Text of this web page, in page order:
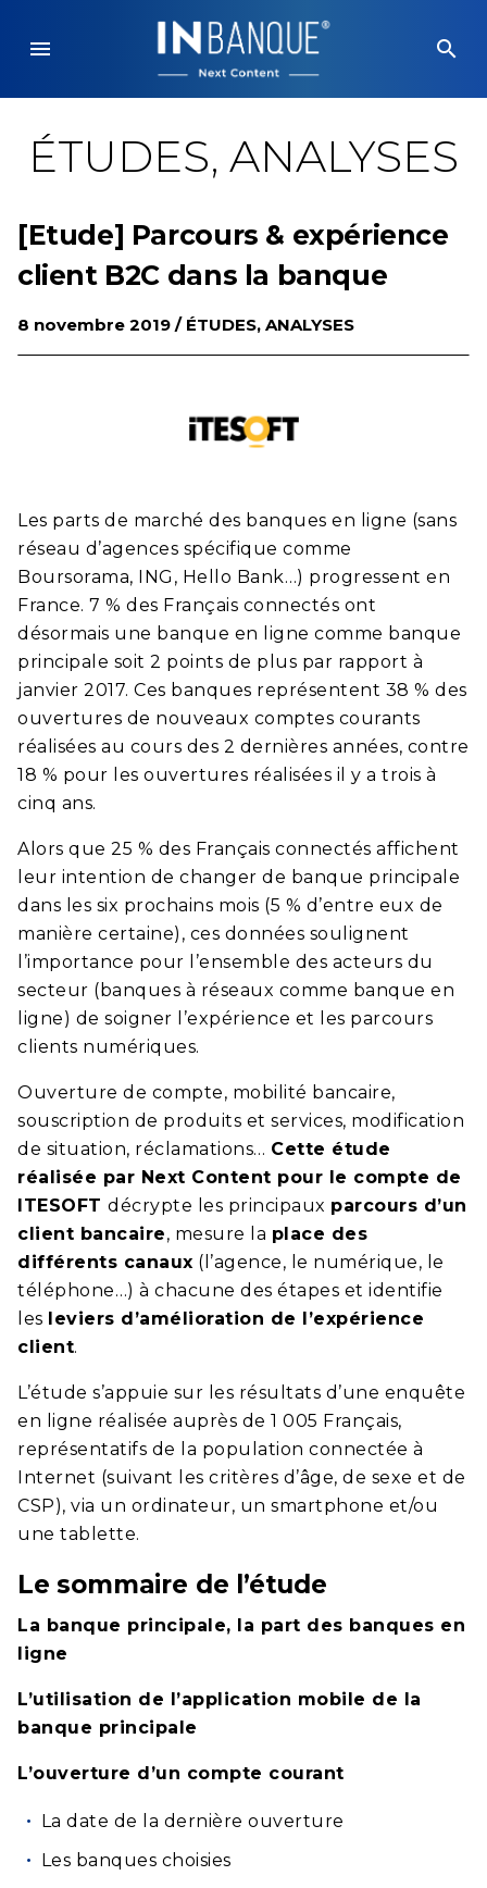
content
menu search
ÉTUDES, ANALYSES
[Etude] Parcours & expérience
client B2C dans la banque
8 novembre 2019 / ÉTUDES, ANALYSES
Les parts de marché des banques en ligne (sans
réseau d’agences spécifique comme
Boursorama, ING, Hello Bank…) progressent en
France. 7 % des Français connectés ont
désormais une banque en ligne comme banque
principale soit 2 points de plus par rapport à
janvier 2017. Ces banques représentent 38 % des
ouvertures de nouveaux comptes courants
réalisées au cours des 2 dernières années, contre
18 % pour les ouvertures réalisées il y a trois à
cinq ans.
Alors que 25 % des Français connectés affichent
leur intention de changer de banque principale
dans les six prochains mois (5 % d’entre eux de
manière certaine), ces données soulignent
l’importance pour l’ensemble des acteurs du
secteur (banques à réseaux comme banque en
ligne) de soigner l’expérience et les parcours
clients numériques.
Ouverture de compte, mobilité bancaire,
souscription de produits et services, modification
de situation, réclamations… Cette étude
réalisée par Next Content pour le compte de
ITESOFT décrypte les principaux parcours d’un
client bancaire, mesure la place des
différents canaux (l’agence, le numérique, le
téléphone…) à chacune des étapes et identifie
les leviers d’amélioration de l’expérience
client.
L’étude s’appuie sur les résultats d’une enquête
en ligne réalisée auprès de 1 005 Français,
représentatifs de la population connectée à
Internet (suivant les critères d’âge, de sexe et de
CSP), via un ordinateur, un smartphone et/ou
une tablette.
Le sommaire de l’étude
La banque principale, la part des banques en
ligne
L’utilisation de l’application mobile de la
banque principale
L’ouverture d’un compte courant
La date de la dernière ouverture
Les banques choisies